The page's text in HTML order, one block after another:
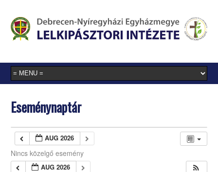
Eseménynaptár
AUG 2026
Nincs közelgő esemény
AUG 2026